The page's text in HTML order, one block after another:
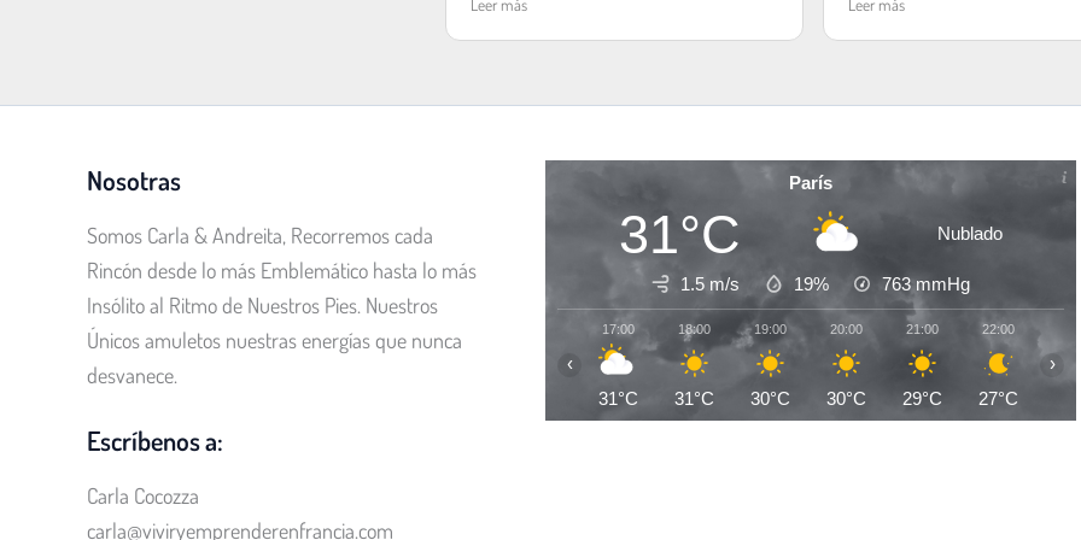
Leer más
visitados. Es hermoso París!
Leer más
Nosotras
Somos Carla & Andreita, Recorremos cada
Rincón desde lo más Emblemático hasta lo más
Insólito al Ritmo de Nuestros Pies. Nuestros
Únicos amuletos nuestras energías que nunca
desvanece.
Escríbenos a:
Carla Cocozza
carla@viviryemprenderenfrancia.com
París
31°C Nublado
1.5 m/s 19% 763mmHg
17:00
31°C
18:00
31°C
19:00
30°C
20:00
30°C
21:00
29°C
22:00
27°C
‹ ›